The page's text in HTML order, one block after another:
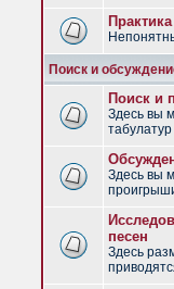
Практика
Поиск и
Поиск и
Здесь вы
Здесь вы
песен
Здесь